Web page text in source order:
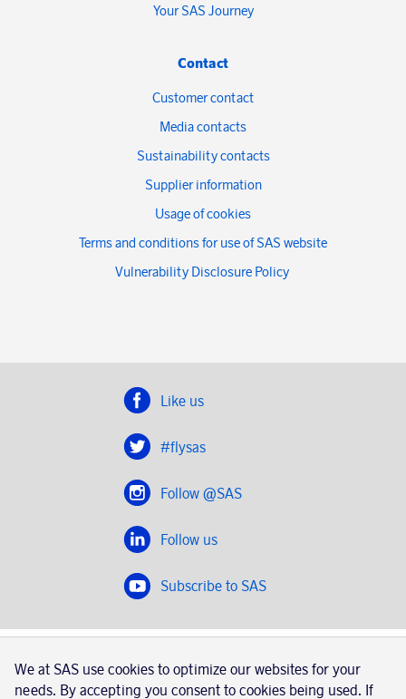
Your SAS Journey
Contact
Customer contact
Media contacts
Sustainability contacts
Supplier information
Usage of cookies
Terms and conditions for use of SAS website
Vulnerability Disclosure Policy
Like us
#flysas
Follow @SAS
Follow us
Subscribe to SAS
SAS 2020
SAS AB, registration number 556606-8499, SE-195 87
We at SAS use cookies to optimize our websites for your
needs. By accepting you consent to cookies being used. If